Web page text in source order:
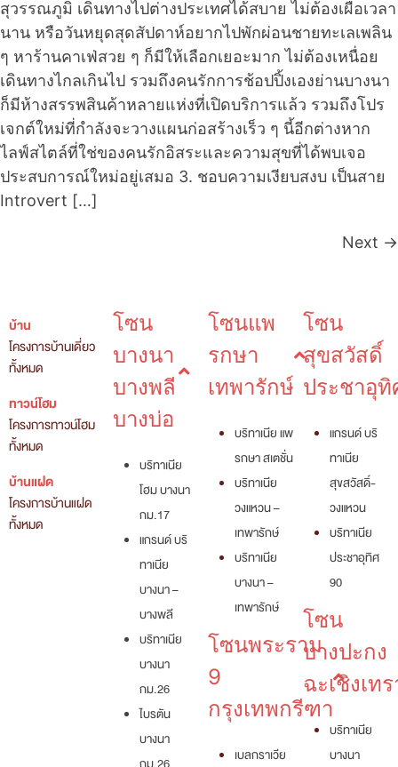
สุวรรณภูมิ เดินทางไปต่างประเทศได้สบาย ไม่ต้องเผื่อเวลา
นาน หรือวันหยุดสุดสัปดาห์อยากไปพักผ่อนชายทะเลเพลิน
ๆ หาร้านคาเฟ่สวย ๆ ก็มีให้เลือกเยอะมาก ไม่ต้องเหนื่อย
เดินทางไกลเกินไป รวมถึงคนรักการช้อปปิ้งเองย่านบางนา
ก็มีห้างสรรพสินค้าหลายแห่งที่เปิดบริการแล้ว รวมถึงโปร
เจกต์ใหม่ที่กำลังจะวางแผนก่อสร้างเร็ว ๆ นี้อีกต่างหาก
ไลฟ์สไตล์ที่ใช่ของคนรักอิสระและความสุขที่ได้พบเจอ
ประสบการณ์ใหม่อยู่เสมอ 3. ชอบความเงียบสงบ เป็นสาย
Introvert […]
Next →
บ้าน
โครงการบ้านเดี่ยว
ทั้งหมด
ทาวน์โฮม
โครงการทาวน์โฮม
ทั้งหมด
บ้านแฝด
โครงการบ้านแฝด
ทั้งหมด
โซน
บางนา
บางพลี
บางบ่อ
บริทาเนีย
โฮม บางนา
กม.17
แกรนด์ บริ
ทาเนีย
บางนา –
บางพลี
บริทาเนีย
บางนา
กม.26
ไบรตัน
บางนา
โซนแพ
รกษา
เทพารักษ์
บริทาเนีย แพ
รกษา สเตชั่น
บริทาเนีย
วงแหวน –
เทพารักษ์
บริทาเนีย
บางนา –
เทพารักษ์
โซนพระราม
9
กรุงเทพกรีฑา
เบลกราเวีย
โซน
สุขสวัสดิ์
ประชาอุทิ
แกรนด์ บริ
ทาเนีย
สุขสวัสดิ์-
วงแหวน
บริทาเนีย
ประชาอุทิศ
90
โซน
บางปะกง
ฉะเชิงเท
บริทาเนีย
บางนา